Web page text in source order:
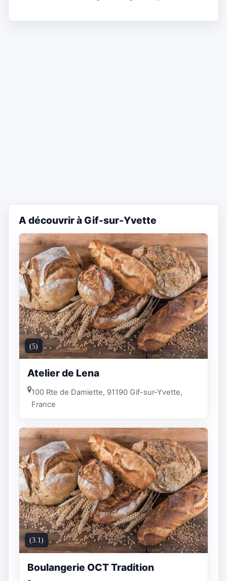
A découvrir à Gif-sur-Yvette
(5)
Atelier de Lena
100 Rte de Damiette, 91190 Gif-sur-Yvette,
France
(3.1)
Boulangerie OCT Tradition